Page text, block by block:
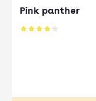
Pink panther
Betyg: 4.22 av 5